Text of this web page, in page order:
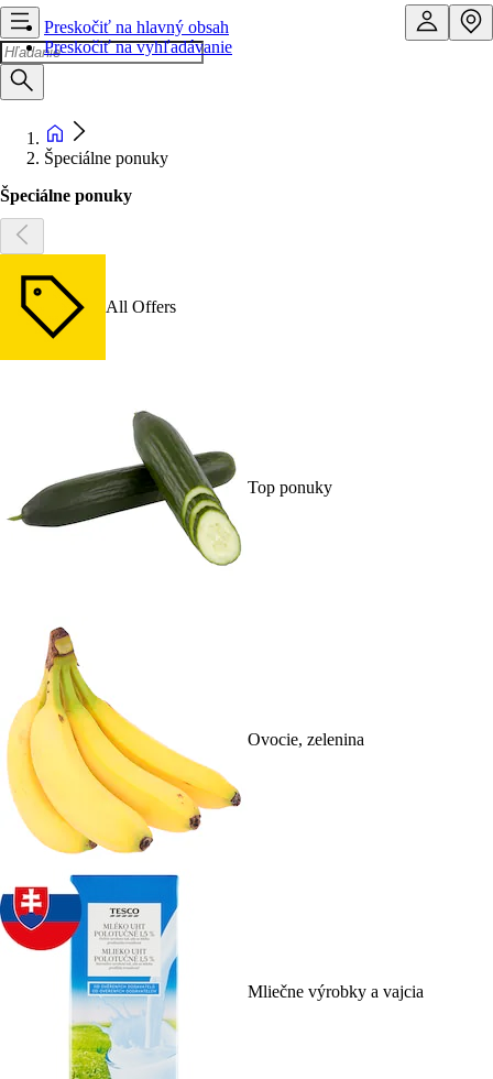
Preskočiť na hlavný obsah
Preskočiť na vyhľadávanie
Špeciálne ponuky
Špeciálne ponuky
All Offers
Top ponuky
Ovocie, zelenina
Mliečne výrobky a vajcia